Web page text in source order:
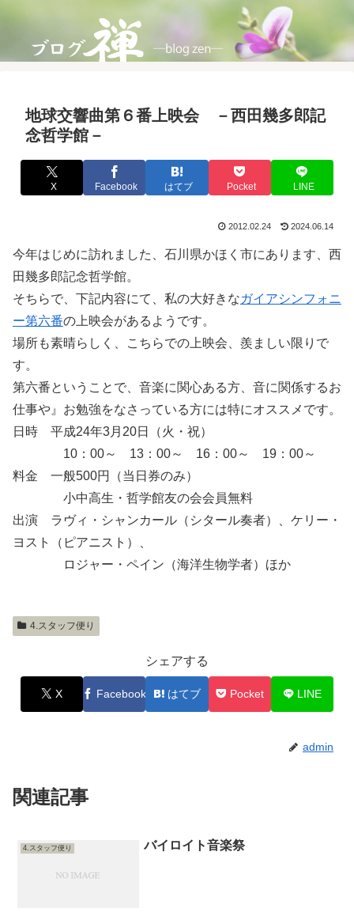
地球交響曲第６番上映会 －西田幾多郎記
念哲学館－
X Facebook はてブ Pocket LINE
2012.02.24 2024.06.14
今年はじめに訪れました、石川県かほく市にあります、西
田幾多郎記念哲学館。
そちらで、下記内容にて、私の大好きなガイアシンフォニ
ー第六番の上映会があるようです。
場所も素晴らしく、こちらでの上映会、羨ましい限りで
す。
第六番ということで、音楽に関心ある方、音に関係するお
仕事や』お勉強をなさっている方には特にオススメです。
日時 平成24年3月20日（火・祝）
10：00～ 13：00～ 16：00～ 19：00～
料金 一般500円（当日券のみ）
小中高生・哲学館友の会会員無料
出演 ラヴィ・シャンカール（シタール奏者）、ケリー・
ヨスト（ピアニスト）、
ロジャー・ペイン（海洋生物学者）ほか
4.スタッフ便り
シェアする
X Facebook はてブ Pocket LINE
admin
関連記事
4.スタッフ便り バイロイト音楽祭